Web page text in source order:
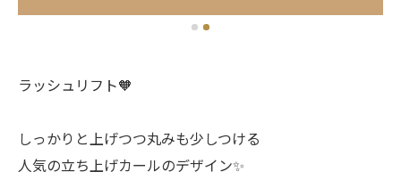
ラッシュリフト🧡
しっかりと上げつつ丸みも少しつける
人気の立ち上げカールのデザイン✨️